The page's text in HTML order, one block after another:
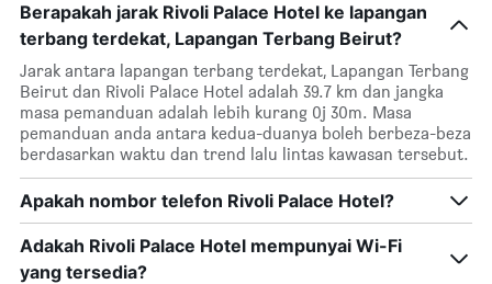
Berapakah jarak Rivoli Palace Hotel ke lapangan
terbang terdekat, Lapangan Terbang Beirut?
Jarak antara lapangan terbang terdekat, Lapangan Terbang
Beirut dan Rivoli Palace Hotel adalah 39.7 km dan jangka
masa pemanduan adalah lebih kurang 0j 30m. Masa
pemanduan anda antara kedua-duanya boleh berbeza-beza
berdasarkan waktu dan trend lalu lintas kawasan tersebut.
Apakah nombor telefon Rivoli Palace Hotel?
Adakah Rivoli Palace Hotel mempunyai Wi-Fi
yang tersedia?